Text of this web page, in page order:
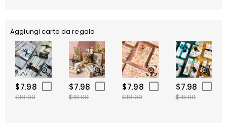
Aggiungi carta da regalo
$7.98
$18.00
$7.98
$18.00
$7.98
$18.00
$7.98
$18.00